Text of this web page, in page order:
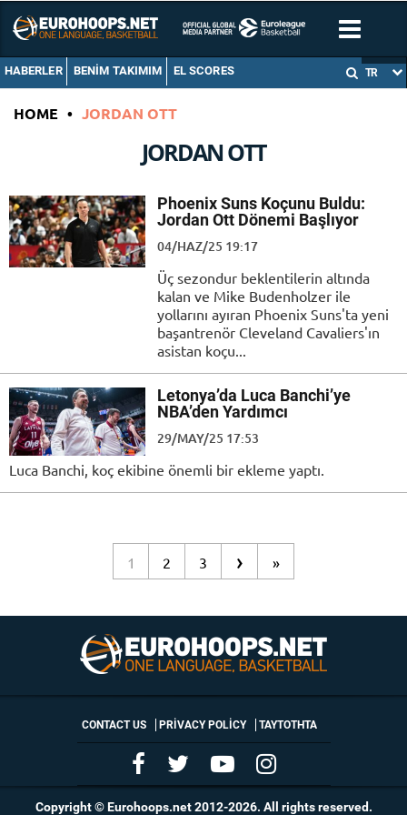
HABERLER BENIM TAKIMIM EL SCORES TR
HOME • JORDAN OTT
JORDAN OTT
Phoenix Suns Koçunu Buldu:
Jordan Ott Dönemi Başlıyor
04/HAZ/25 19:17
Üç sezondur beklentilerin altında
kalan ve Mike Budenholzer ile
yollarını ayıran Phoenix Suns'ta yeni
başantrenör Cleveland Cavaliers'ın
asistan koçu...
Letonya’da Luca Banchi’ye
NBA’den Yardımcı
29/MAY/25 17:53
Luca Banchi, koç ekibine önemli bir ekleme yaptı.
1 2 3 › »
CONTACT US PRIVACY POLICY ΤΑΥΤΟΤΗΤΑ
Copyright © Eurohoops.net 2012-2026. All rights reserved.